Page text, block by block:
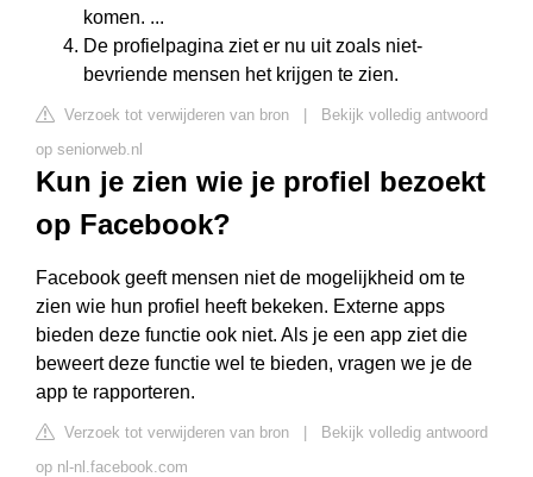
komen. ...
De profielpagina ziet er nu uit zoals niet-
bevriende mensen het krijgen te zien.
Verzoek tot verwijderen van bron
Bekijk volledig antwoord
op seniorweb.nl
Kun je zien wie je profiel bezoekt
op Facebook?
Facebook geeft mensen niet de mogelijkheid om te
zien wie hun profiel heeft bekeken. Externe apps
bieden deze functie ook niet. Als je een app ziet die
beweert deze functie wel te bieden, vragen we je de
app te rapporteren.
Verzoek tot verwijderen van bron
Bekijk volledig antwoord
op nl-nl.facebook.com